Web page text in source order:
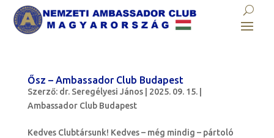
Ősz – Ambassador Club Budapest
Szerző: dr. Seregélyesi János| 2025. 09. 15.|
Ambassador Club Budapest
Kedves Clubtársunk! Kedves – még mindig – pártoló